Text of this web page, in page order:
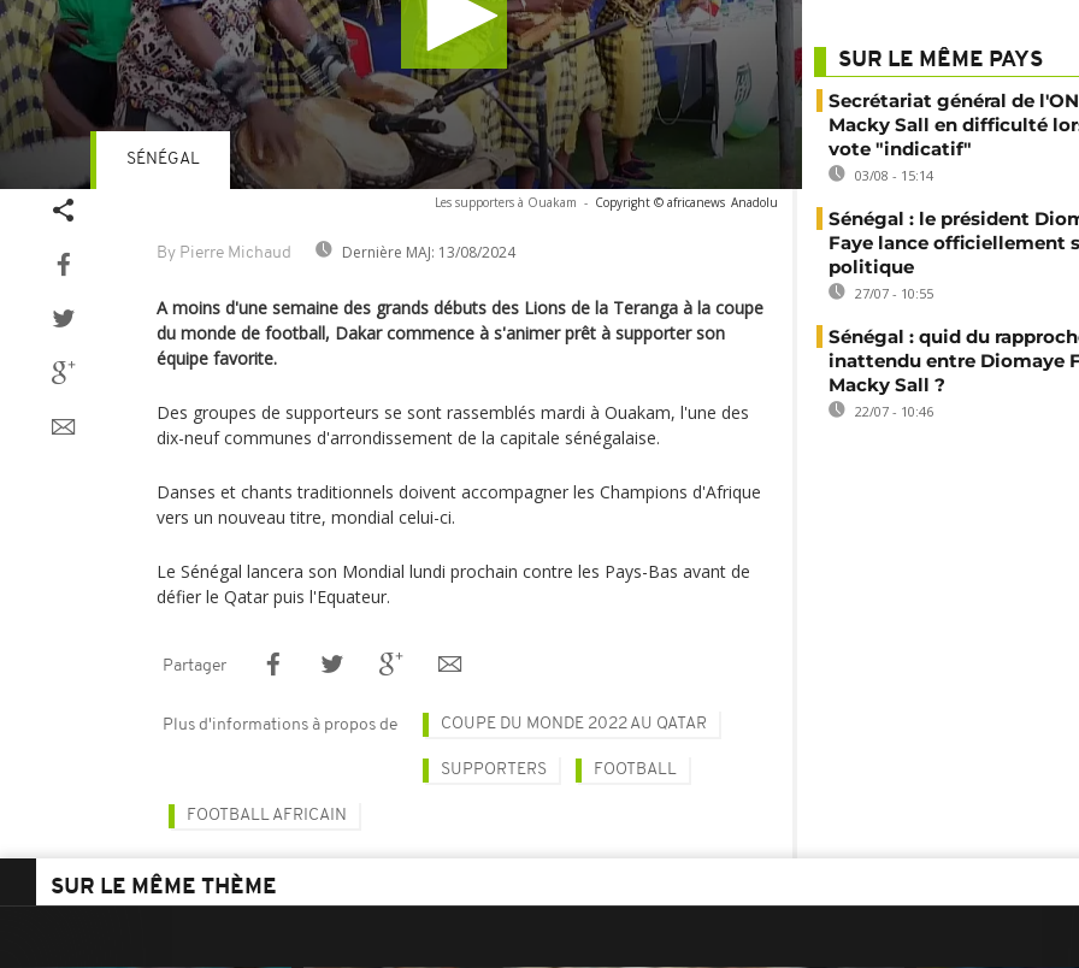
Les supporters à Ouakam - Copyright © africanews Anadolu
By Pierre Michaud Dernière MAJ: 13/08/2024
SÉNÉGAL
A moins d'une semaine des grands débuts des Lions de la Teranga à la coupe
du monde de football, Dakar commence à s'animer prêt à supporter son
équipe favorite.
Des groupes de supporteurs se sont rassemblés mardi à Ouakam, l'une des
dix-neuf communes d'arrondissement de la capitale sénégalaise.
Danses et chants traditionnels doivent accompagner les Champions d'Afrique
vers un nouveau titre, mondial celui-ci.
Le Sénégal lancera son Mondial lundi prochain contre les Pays-Bas avant de
défier le Qatar puis l'Equateur.
Partager
Plus d'informations à propos de COUPE DU MONDE 2022 AU QATAR
SUPPORTERS FOOTBALL
FOOTBALL AFRICAIN
SUR LE MÊME PAYS
Secrétariat général de
Macky Sall en difficulté
vote "indicatif"
03/08 - 15:14
Sénégal : le président
Faye lance officiellement
politique
27/07 - 10:55
Sénégal : quid du
inattendu entre Diomaye
Macky Sall ?
22/07 - 10:46
SUR LE MÊME THÈME